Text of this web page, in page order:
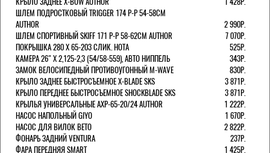
ШЛЕМ ПОДРОСТКОВЫЙ TRIGGER 174 Р-Р 54-58СМ
AUTHOR
2 990Р.
ШЛЕМ СПОРТИВНЫЙ SKIFF 171 Р-Р 58-62СМ AUTHOR
7 070Р.
ПОКРЫШКА 280 X 65-203 СЛИК. HOTA
525Р.
КАМЕРА 26" X 2,125-2,3 (54/58-559), АВТО НИППЕЛЬ
343Р.
ЗАМОК ВЕЛОСИПЕДНЫЙ ПРОТИВОУГОННЫЙ M-WAVE
830Р.
КРЫЛО ЗАДНЕЕ БЫСТРОСЪЕМНОЕ X-BLADE SKS
3 871Р.
КРЫЛО ПЕРЕДНЕЕ БЫСТРОСЪЕМНОЕ SHOCKBLADE SKS
3 871Р.
КРЫЛЬЯ УНИВЕРСАЛЬНЫЕ AXP-65-20/24 AUTHOR
1 222Р.
НАСОС НАПОЛЬНЫЙ GIYO
1 670Р.
НАСОС ДЛЯ ВИЛОК ВЕТО
2 822Р.
ФОНАРЬ ЗАДНИЙ VENTURA
237Р.
ФАРА ПЕРЕДНЯЯ SMART
1 425Р.